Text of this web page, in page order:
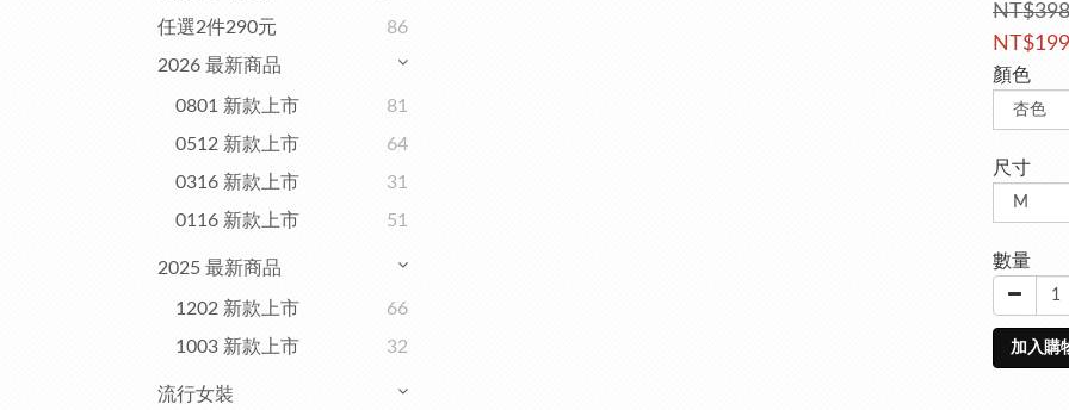
任選2件290元
86
2026 最新商品
0801 新款上市
81
0512 新款上市
64
0316 新款上市
31
0116 新款上市
51
2025 最新商品
1202 新款上市
66
1003 新款上市
32
流行女裝
NT$398
NT$199
顏色
尺寸
數量
加入購